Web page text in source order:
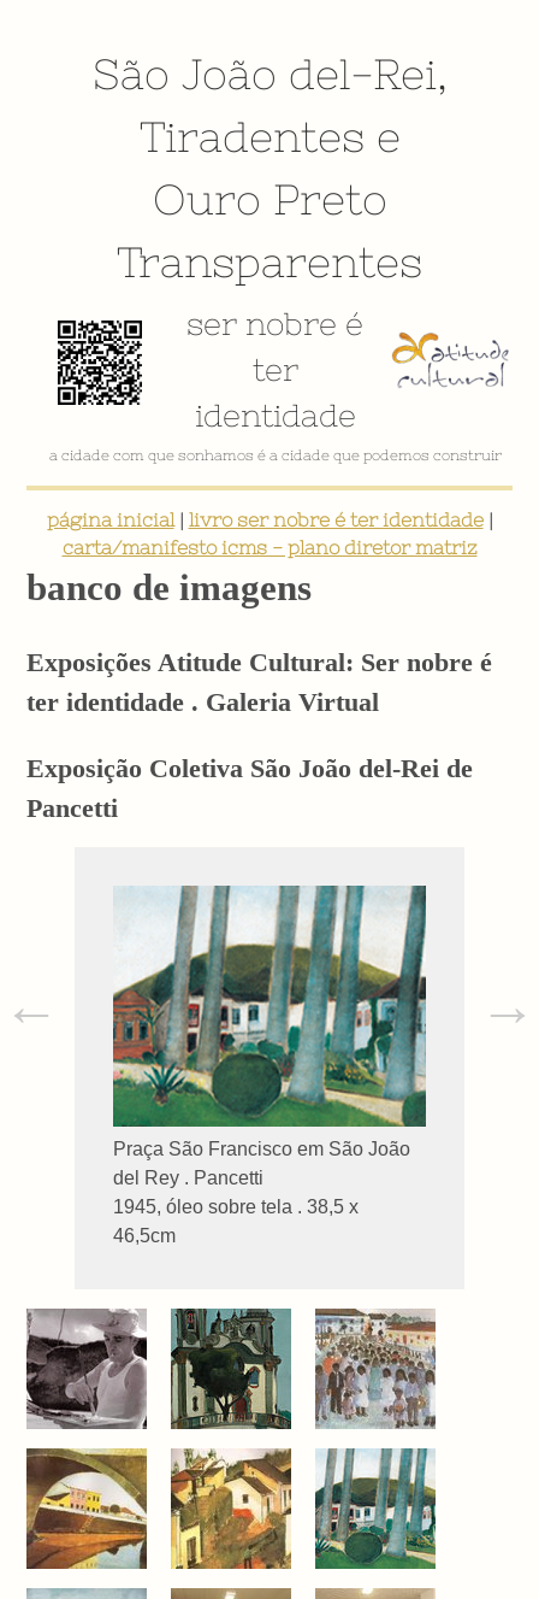
São João del-Rei,
Tiradentes e
Ouro Preto
Transparentes
ser nobre é
ter
identidade
VÍDEO INSTITUCIONAL
página inicial| livro ser nobre é ter identidade|
carta/manifesto icms - plano diretor matriz
banco de imagens
Exposições Atitude Cultural: Ser nobre é
ter identidade . Galeria Virtual
Exposição Coletiva São João del-Rei de
Pancetti
Praça São Francisco em São João
del Rey . Pancetti
1945, óleo sobre tela . 38,5 x
46,5cm
← →